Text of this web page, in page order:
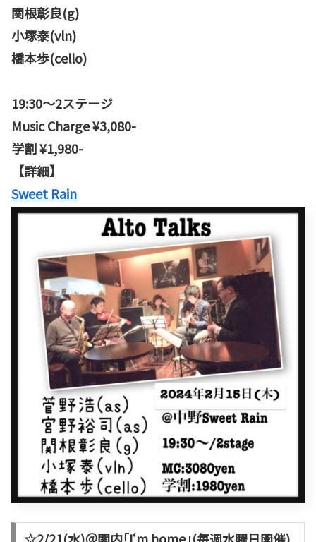
関根彰良(g)
小塚泰(vln)
橋本歩(cello)
19:30〜2ステージ
Music Charge ¥3,080-
学割 ¥1,980-
【詳細】
Sweet Rain
☆2/21(水)＠関内｢I‘m home｣(毎週水曜日開催)